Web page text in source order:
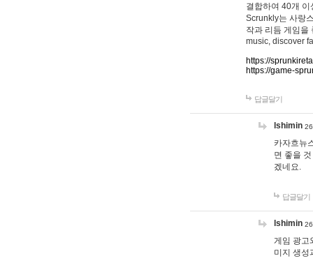
결합하여 40개
Scrunkly는 사랑
작과 리듬 게임을
music, discover
https://
https://game-
답글달기
lshimin
카자흐뉴
면 좋을
겠네요.
답글달기
lshimin
게임 광고
미지 생성